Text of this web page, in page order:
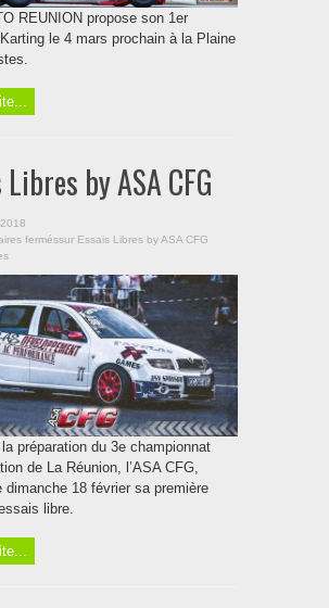
REUNION propose son 1er
le 4 mars prochain à la Plaine
Libres by ASA CFG
ferméssur Essais Libres by ASA CFG
préparation du 3e championnat
de La Réunion, l’ASA CFG,
dimanche 18 février sa première
libre.